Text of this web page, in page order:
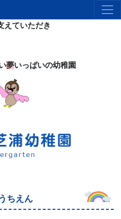
えていただき
夢いっぱいの幼稚園
ちえん